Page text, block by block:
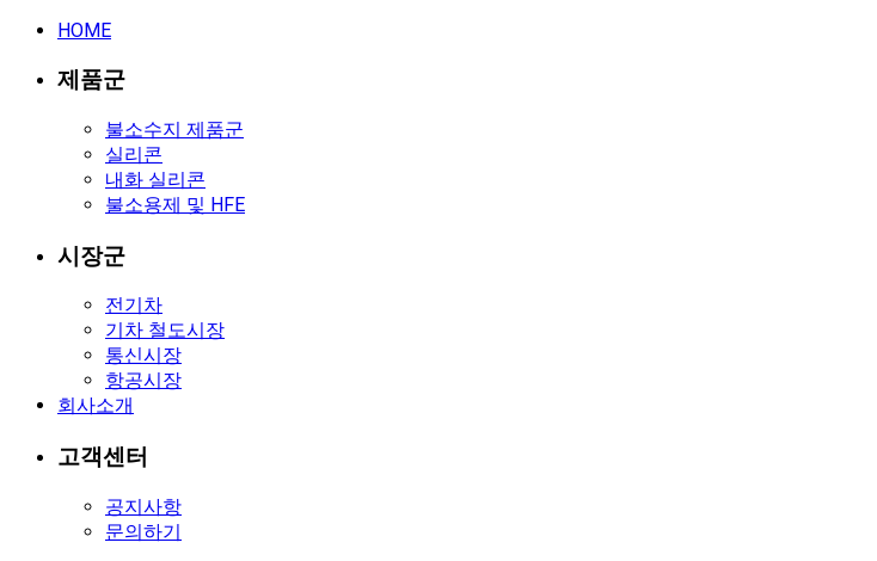
HOME
제품군
불소수지 제품군
실리콘
내화 실리콘
불소용제 및 HFE
시장군
전기차
기차 철도시장
통신시장
항공시장
회사소개
고객센터
공지사항
문의하기